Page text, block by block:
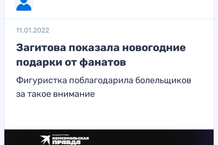
11.01.2022
Загитова показала новогодние
подарки от фанатов
Фигуристка поблагодарила болельщиков
за такое внимание